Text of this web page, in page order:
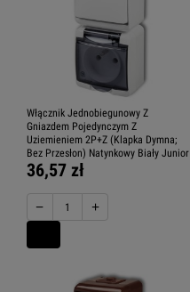
Włącznik Jednobiegunowy Z
Gniazdem Pojedynczym Z
Uziemieniem 2P+Z (Klapka Dymna;
Bez Przesłon) Natynkowy Biały Junior
36,57 zł
− +